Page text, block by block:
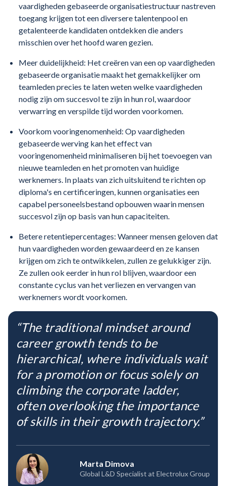
vaardigheden gebaseerde organisatiestructuur nastreven
toegang krijgen tot een diversere talentenpool en
getalenteerde kandidaten ontdekken die anders
misschien over het hoofd waren gezien.
Meer duidelijkheid: Het creëren van een op vaardigheden
gebaseerde organisatie maakt het gemakkelijker om
teamleden precies te laten weten welke vaardigheden
nodig zijn om succesvol te zijn in hun rol, waardoor
verwarring en verspilde tijd worden voorkomen.
Voorkom vooringenomenheid: Op vaardigheden
gebaseerde werving kan het effect van
vooringenomenheid minimaliseren bij het toevoegen van
nieuwe teamleden en het promoten van huidige
werknemers. In plaats van zich uitsluitend te richten op
diploma's en certificeringen, kunnen organisaties een
capabel personeelsbestand opbouwen waarin mensen
succesvol zijn op basis van hun capaciteiten.
Betere retentiepercentages: Wanneer mensen geloven dat
hun vaardigheden worden gewaardeerd en ze kansen
krijgen om zich te ontwikkelen, zullen ze gelukkiger zijn.
Ze zullen ook eerder in hun rol blijven, waardoor een
constante cyclus van het verliezen en vervangen van
werknemers wordt voorkomen.
“The traditional mindset around
career growth tends to be
hierarchical, where individuals wait
for a promotion or focus solely on
climbing the corporate ladder,
often overlooking the importance
of skills in their growth trajectory.”
Marta Dimova
Global L&D Specialist at Electrolux Group